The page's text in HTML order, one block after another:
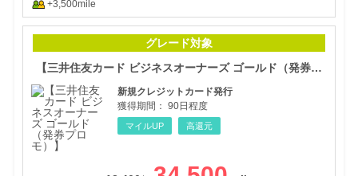
+3,500mile
グレード対象
【三井住友カード ビジネスオーナーズ ゴールド（発券プロモ）】
新規クレジットカード発行
獲得期間： 90日程度
マイルUP 高還元